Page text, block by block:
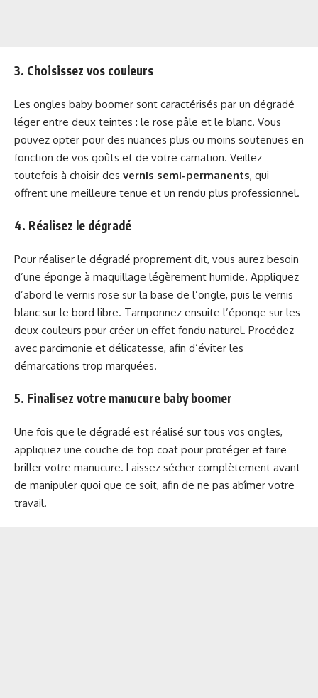
3. Choisissez vos couleurs
Les ongles baby boomer sont caractérisés par un dégradé
léger entre deux teintes : le rose pâle et le blanc. Vous
pouvez opter pour des nuances plus ou moins soutenues en
fonction de vos goûts et de votre carnation. Veillez
toutefois à choisir des vernis semi-permanents, qui
offrent une meilleure tenue et un rendu plus professionnel.
4. Réalisez le dégradé
Pour réaliser le dégradé proprement dit, vous aurez besoin
d’une éponge à maquillage légèrement humide. Appliquez
d’abord le vernis rose sur la base de l’ongle, puis le vernis
blanc sur le bord libre. Tamponnez ensuite l’éponge sur les
deux couleurs pour créer un effet fondu naturel. Procédez
avec parcimonie et délicatesse, afin d’éviter les
démarcations trop marquées.
5. Finalisez votre manucure baby boomer
Une fois que le dégradé est réalisé sur tous vos ongles,
appliquez une couche de top coat pour protéger et faire
briller votre manucure. Laissez sécher complètement avant
de manipuler quoi que ce soit, afin de ne pas abîmer votre
travail.